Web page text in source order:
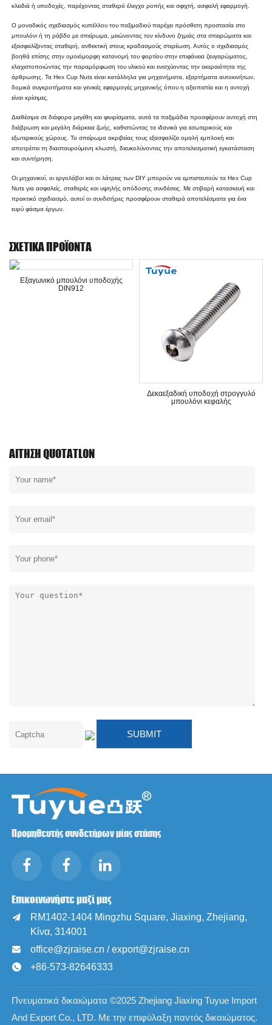
κλειδιά ή υποδοχές, παρέχοντας σταθερό έλεγχο ροπής και σφιχτή, ασφαλή εφαρμογή.
Ο μοναδικός σχεδιασμός κυπέλλου του παξιμαδιού παρέχει πρόσθετη προστασία στο
μπουλόνι ή τη ράβδο με σπείρωμα, μειώνοντας τον κίνδυνο ζημιάς στα σπειρώματα και
εξασφαλίζοντας σταθερή, ανθεκτική στους κραδασμούς στερέωση. Αυτός ο σχεδιασμός
βοηθά επίσης στην ομοιόμορφη κατανομή του φορτίου στην επιφάνεια ζευγαρώματος,
ελαχιστοποιώντας την παραμόρφωση του υλικού και ενισχύοντας την ακεραιότητα της
άρθρωσης. Τα Hex Cup Nuts είναι κατάλληλα για μηχανήματα, εξαρτήματα αυτοκινήτων,
δομικά συγκροτήματα και γενικές εφαρμογές μηχανικής όπου η αξιοπιστία και η αντοχή
είναι κρίσιμες.
Διαθέσιμα σε διάφορα μεγέθη και φινιρίσματα, αυτά τα παξιμάδια προσφέρουν αντοχή στη
διάβρωση και μεγάλη διάρκεια ζωής, καθιστώντας τα ιδανικά για εσωτερικούς και
εξωτερικούς χώρους. Το σπείρωμα ακριβείας τους εξασφαλίζει ομαλή εμπλοκή και
αποτρέπει τη διασταυρούμενη κλωστή, διευκολύνοντας την αποτελεσματική εγκατάσταση
και συντήρηση.
Οι μηχανικοί, οι εργολάβοι και οι λάτρεις των DIY μπορούν να εμπιστευτούν τα Hex Cup
Nuts για ασφαλείς, σταθερές και υψηλής απόδοσης συνδέσεις. Με στιβαρή κατασκευή και
πρακτικό σχεδιασμό, αυτοί οι συνδετήρες προσφέρουν σταθερά αποτελέσματα για ένα
ευρύ φάσμα έργων.
ΣΧΕΤΙΚΆ ΠΡΟΪΌΝΤΑ
Εξαγωνικό μπουλόνι υποδοχής
DIN912
Δεκαεξαδική υποδοχή στρογγυλό
μπουλόνι κεφαλής
ΑΊΤΗΣΗ QUOTATLON
Προμηθευτής συνδετήρων μίας στάσης
Επικοινωνήστε μαζί μας

RM1402-1404 Mingzhu Square, Jiaxing, Zhejiang,
Κίνα, 314001
 office@zjraise.cn / export@zjraise.cn
 +86-573-82646333
Πνευματικά δικαιώματα ©2025 Zhejiang Jiaxing Tuyue Import
And Export Co., LTD. Με την επιφύλαξη παντός δικαιώματος.